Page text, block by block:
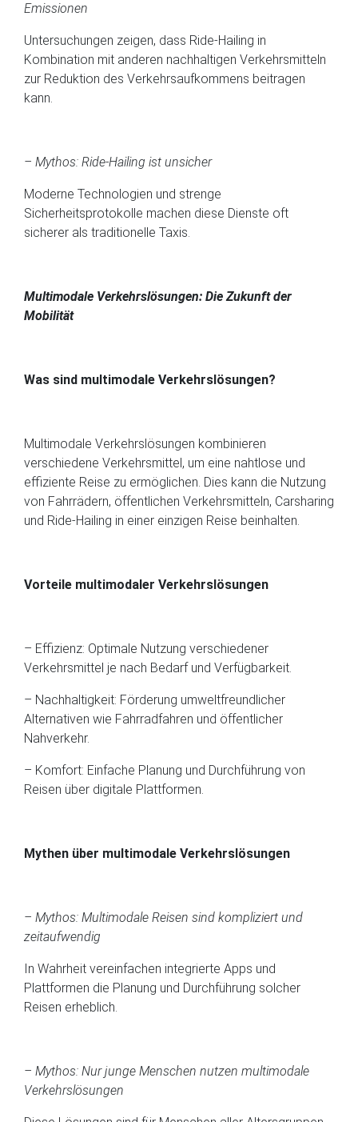
Emissionen
Untersuchungen zeigen, dass Ride-Hailing in
Kombination mit anderen nachhaltigen Verkehrsmitteln
zur Reduktion des Verkehrsaufkommens beitragen
kann.
– Mythos: Ride-Hailing ist unsicher
Moderne Technologien und strenge
Sicherheitsprotokolle machen diese Dienste oft
sicherer als traditionelle Taxis.
Multimodale Verkehrslösungen: Die Zukunft der
Mobilität
Was sind multimodale Verkehrslösungen?
Multimodale Verkehrslösungen kombinieren
verschiedene Verkehrsmittel, um eine nahtlose und
effiziente Reise zu ermöglichen. Dies kann die Nutzung
von Fahrrädern, öffentlichen Verkehrsmitteln, Carsharing
und Ride-Hailing in einer einzigen Reise beinhalten.
Vorteile multimodaler Verkehrslösungen
– Effizienz: Optimale Nutzung verschiedener
Verkehrsmittel je nach Bedarf und Verfügbarkeit.
– Nachhaltigkeit: Förderung umweltfreundlicher
Alternativen wie Fahrradfahren und öffentlicher
Nahverkehr.
– Komfort: Einfache Planung und Durchführung von
Reisen über digitale Plattformen.
Mythen über multimodale Verkehrslösungen
– Mythos: Multimodale Reisen sind kompliziert und
zeitaufwendig
In Wahrheit vereinfachen integrierte Apps und
Plattformen die Planung und Durchführung solcher
Reisen erheblich.
– Mythos: Nur junge Menschen nutzen multimodale
Verkehrslösungen